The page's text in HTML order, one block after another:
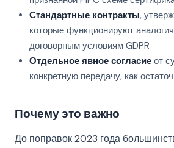
Стандартные контракты,
которые функционируют
договорным условиям GDPR
Отдельное явное согласие от
конкретную передачу, как
Почему это важно
До поправок 2023 года